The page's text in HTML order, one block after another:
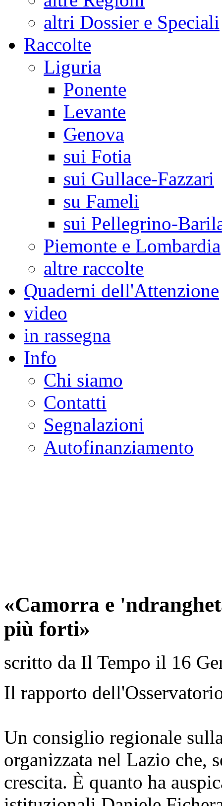
altri Dossier e Speciali
Raccolte
Liguria
Ponente
Levante
Genova
sui Fotia
sui Gullace-Fazzari
su Fameli
sui Pellegrino-
Piemonte e Lombardia
altre raccolte
Quaderni dell'Attenzione
video
in rassegna
Info
Chi siamo
Contatti
Segnalazioni
Autofinanziamento
«Camorra e
più forti»
scritto da Il Tempo il 16
Il rapporto
Un consiglio regionale
organizzata nel Lazio che,
crescita. È quanto ha